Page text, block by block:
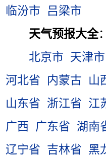
临汾市
吕梁市
天气预报大全：
北京市 天津市
河北省
内蒙古 山
山东省 浙江省 江
广西
广东省 湖南
辽宁省 吉林省 黑